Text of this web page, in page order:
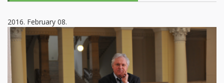
2016. February 08.